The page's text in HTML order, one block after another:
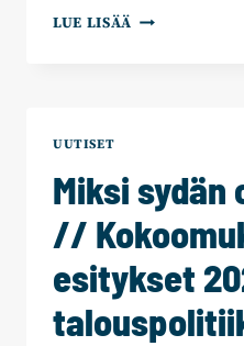
LUE LISÄÄ ME
UUTISET
Miksi sydän
//
esitykset